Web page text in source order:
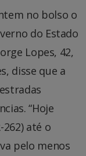
no bolso o
do Estado
Lopes, 42,
disse que a
“Hoje
até o
pelo menos